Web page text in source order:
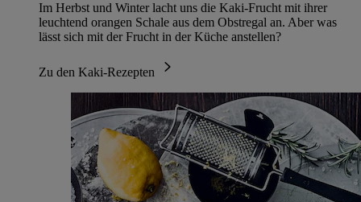
Im Herbst und Winter lacht uns die Kaki-Frucht mit ihrer
leuchtend orangen Schale aus dem Obstregal an. Aber was
lässt sich mit der Frucht in der Küche anstellen?
Zu den Kaki-Rezepten